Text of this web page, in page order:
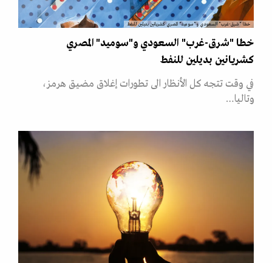
خطا "شرق-غرب" السعودي و"سوميد" المصري كشريانين بديلين للنفط
خطا "شرق-غرب" السعودي و"سوميد" المصري
كشريانين بديلين للنفط
في وقت تتجه كل الأنظار الى تطورات إغلاق مضيق هرمز،
وتاليا…